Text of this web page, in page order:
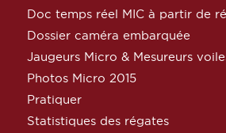
Doc temps réel MIC à partir de
Dossier caméra embarquée
Jaugeurs Micro & Mesureurs
Photos Micro 2015
Pratiquer
Statistiques des régates